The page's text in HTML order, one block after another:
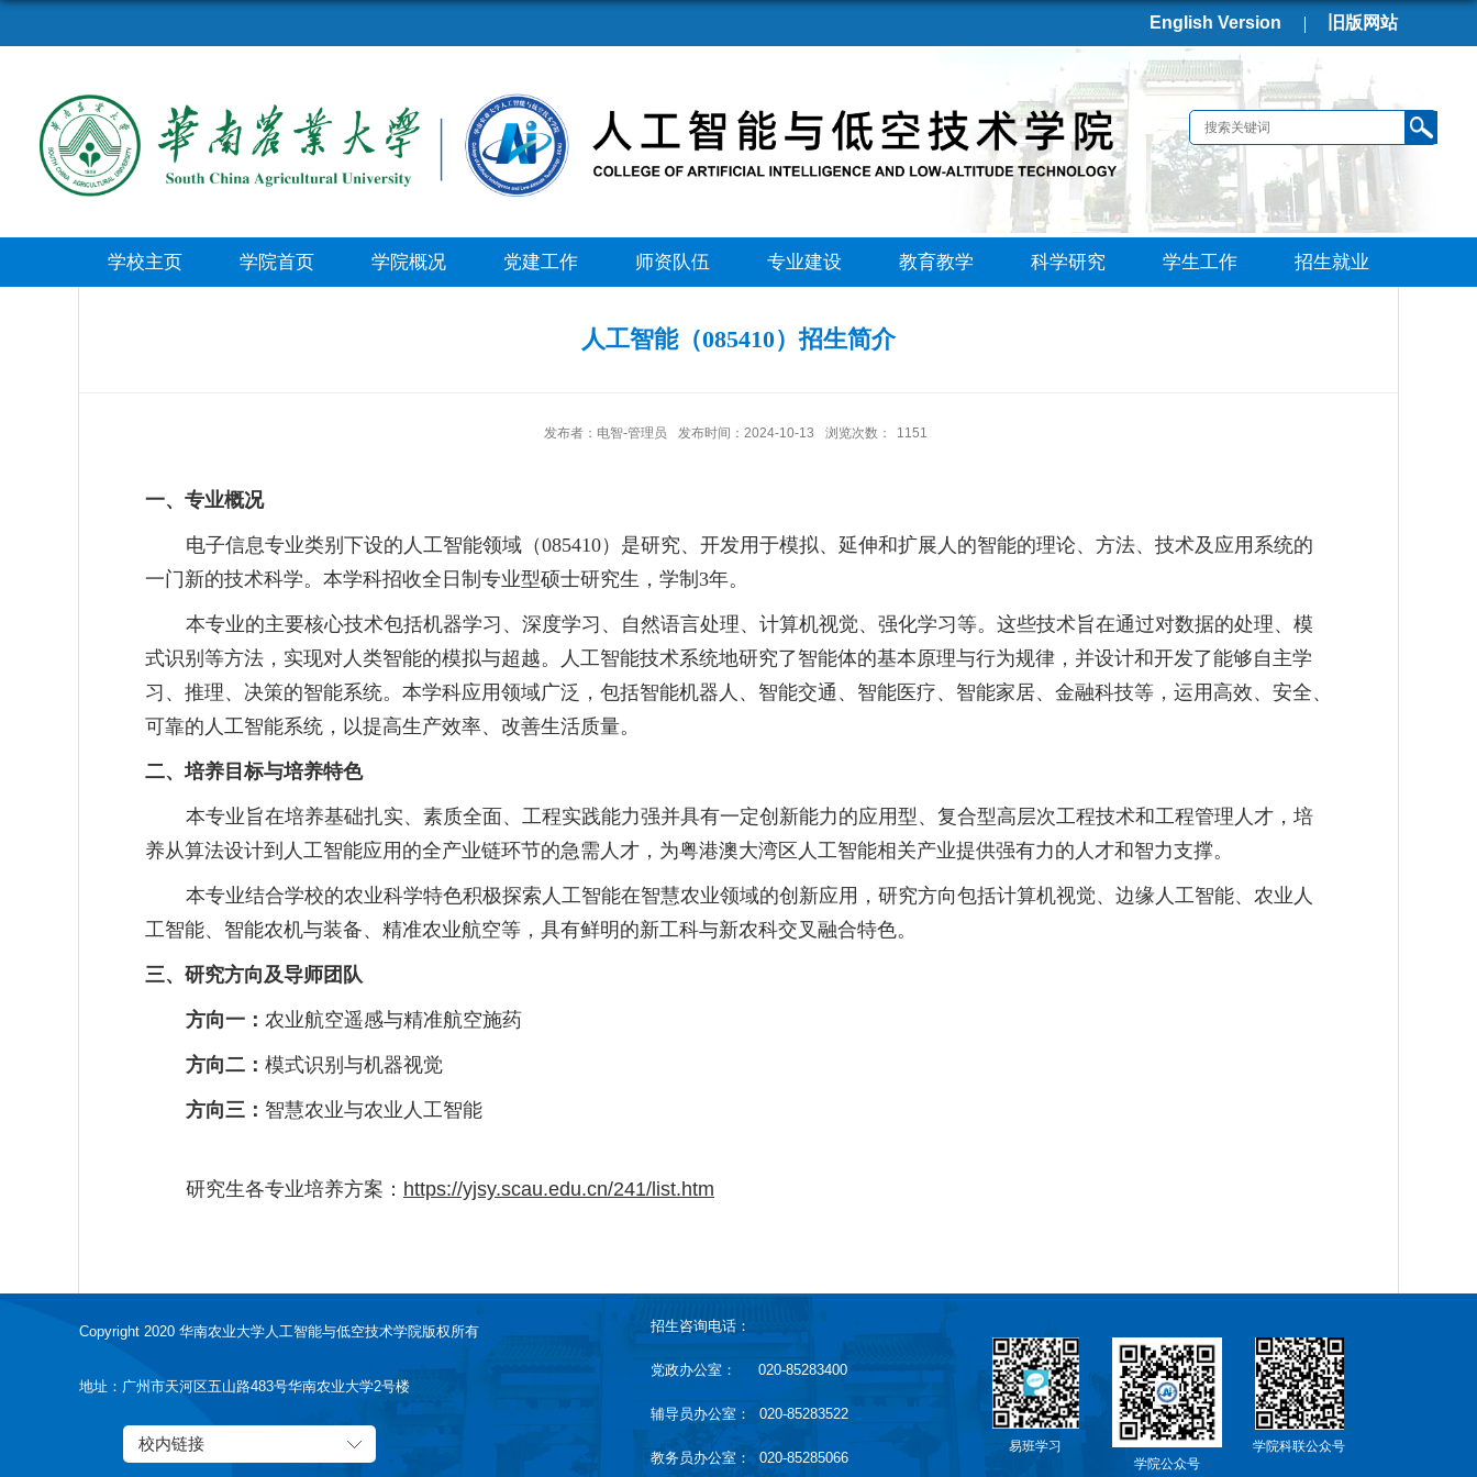
English Version 旧版网站
学校主页 学院首页 学院概况 党建工作 师资队伍 专业建设 教育教学 科学研究 学生工作 招生就业
人工智能（085410）招生简介
发布者：电智-管理员 发布时间：2024-10-13 浏览次数： 1151
一、专业概况
电子信息专业类别下设的人工智能领域（085410）是研究、开发用于模拟、延伸和扩展人的智能的理论、方法、技术及应用系统的
一门新的技术科学。本学科招收全日制专业型硕士研究生，学制 3年。
本专业的主要核心技术包括机器学习、深度学习、自然语言处理、计算机视觉、强化学习等。这些技术旨在通过对数据的处理、模
式识别等方法，实现对人类智能的模拟与超越。人工智能技术系统地研究了智能体的基本原理与行为规律，并设计和开发了能够自主学
习、推理、决策的智能系统。本学科应用领域广泛，包括智能机器人、智能交通、智能医疗、智能家居、金融科技等，运用高效、安全、
可靠的人工智能系统，以提高生产效率、改善生活质量。
二、培养目标与培养特色
本专业旨在培养基础扎实、素质全面、工程实践能力强并具有一定创新能力的应用型、复合型高层次工程技术和工程管理人才，培
养从算法设计到人工智能应用的全产业链环节的急需人才，为粤港澳大湾区人工智能相关产业提供强有力的人才和智力支撑。
本专业结合学校的农业科学特色积极探索人工智能在智慧农业领域的创新应用，研究方向包括计算机视觉、边缘人工智能、农业人
工智能、智能农机与装备、精准农业航空等，具有鲜明的新工科与新农科交叉融合特色。
三、研究方向及导师团队
方向一： 农业航空遥感与精准航空施药
方向二： 模式识别与机器视觉
方向三： 智慧农业与农业人工智能
研究生各专业培养方案： https://yjsy.scau.edu.cn/241/list.htm
Copyright 2020 华南农业大学人工智能与低空技术学院版权所有
地址：广州市天河区五山路483号华南农业大学2号楼
校内链接
招生咨询电话：
党政办公室： 020-85283400
辅导员办公室： 020-85283522
教务员办公室： 020-85285066
易班学习
学院公众号
学院科联公众号